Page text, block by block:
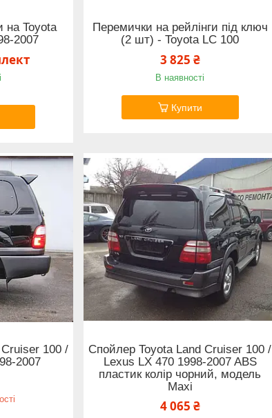
на Toyota
2007
Перемички на рейлінги під ключ
(2 шт) - Toyota LС 100
3 825 ₴
В наявності
Купити
100 /
2007
Спойлер Toyota Land Cruiser 100 /
Lexus LX 470 1998-2007 ABS
пластик колір чорний, модель
Maxi
4 065 ₴